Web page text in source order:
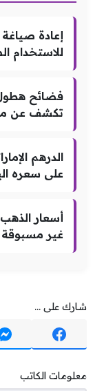
إعادة
للاستخدام
فضائح
تكشف عن
الدرهم
على سعره
أسعار
غير
شارك على ...
معلومات الكاتب